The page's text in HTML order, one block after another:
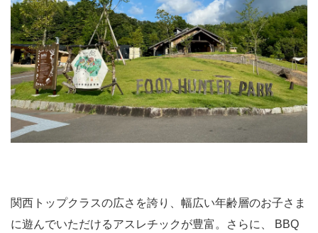
関西トップクラスの広さを誇り、幅広い年齢層のお子さま
に遊んでいただけるアスレチックが豊富。さらに、 BBQ